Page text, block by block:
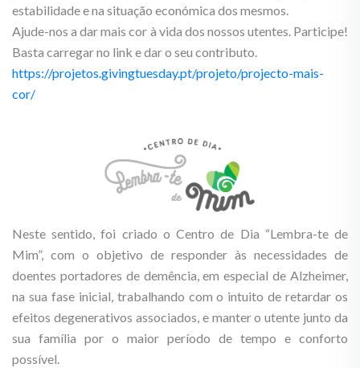
estabilidade e na situação económica dos mesmos.
Ajude-nos a dar mais cor à vida dos nossos utentes. Participe!
Basta carregar no link e dar o seu contributo.
https://projetos.givingtuesday.pt/projeto/projecto-mais-
cor/
Neste sentido, foi criado o Centro de Dia “Lembra-te de
Mim”, com o objetivo de responder às necessidades de
doentes portadores de demência, em especial de Alzheimer,
na sua fase inicial, trabalhando com o intuito de retardar os
efeitos degenerativos associados, e manter o utente junto da
sua família por o maior período de tempo e conforto
possível.